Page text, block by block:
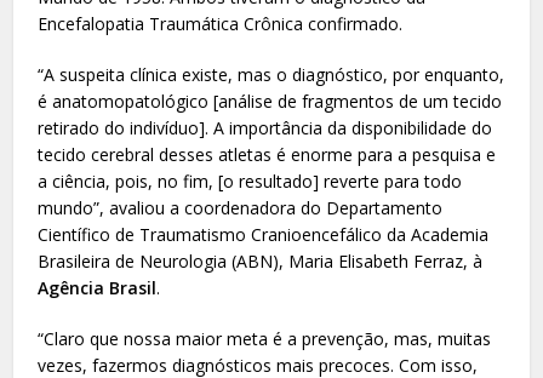
Encefalopatia Traumática Crônica confirmado.
“A suspeita clínica existe, mas o diagnóstico, por enquanto,
é anatomopatológico [análise de fragmentos de um tecido
retirado do indivíduo]. A importância da disponibilidade do
tecido cerebral desses atletas é enorme para a pesquisa e
a ciência, pois, no fim, [o resultado] reverte para todo
mundo”, avaliou a coordenadora do Departamento
Científico de Traumatismo Cranioencefálico da Academia
Brasileira de Neurologia (ABN), Maria Elisabeth Ferraz, à
Agência Brasil.
“Claro que nossa maior meta é a prevenção, mas, muitas
vezes, fazermos diagnósticos mais precoces. Com isso,